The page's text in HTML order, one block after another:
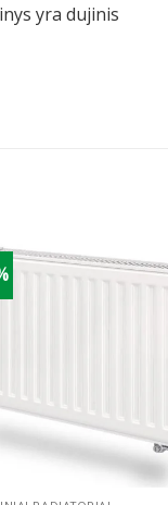
yra dujinis